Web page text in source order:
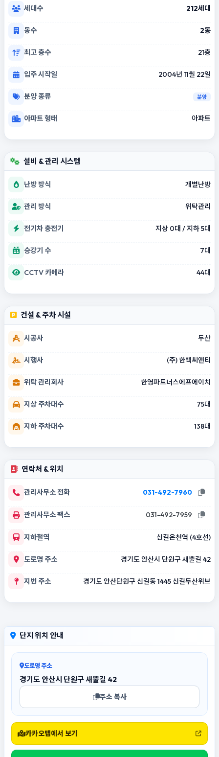
세대수 212세대
동수 2동
최고 층수 21층
입주 시작일 2004년 11월 22일
분양 종류 분양
아파트 형태 아파트
설비 & 관리 시스템
난방 방식 개별난방
관리 방식 위탁관리
전기차 충전기 지상 0대 / 지하 5대
승강기 수 7대
CCTV 카메라 44대
건설 & 주차 시설
시공사 두산
시행사 (주) 한백씨앤티
위탁 관리회사 한영파트너스에프에이치
지상 주차대수 75대
지하 주차대수 138대
연락처 & 위치
관리사무소 전화 031-492-7960
관리사무소 팩스 031-492-7959
지하철역 신길온천역 (4호선)
도로명 주소 경기도 안산시 단원구 새뿔길 42
지번 주소 경기도 안산단원구 신길동 1445 신길두산위브
단지 위치 안내
도로명 주소
경기도 안산시 단원구 새뿔길 42
주소 복사
카카오맵에서 보기